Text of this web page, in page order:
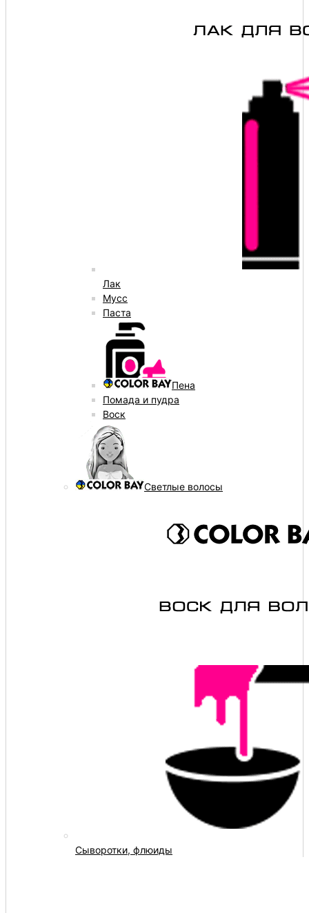
Лак
Мусс
Паста
Пена
Помада и пудра
Воск
Светлые волосы
Сыворотки, флюиды